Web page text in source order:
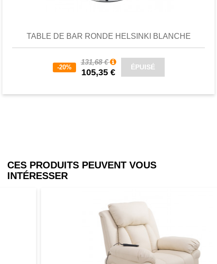
TABLE DE BAR RONDE HELSINKI BLANCHE
-20%
131,68 €
105,35 €
ÉPUISÉ
Favori
CES PRODUITS PEUVENT VOUS
INTÉRESSER